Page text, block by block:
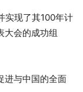
实现了其100年计
大会的成功组
进与中国的全面